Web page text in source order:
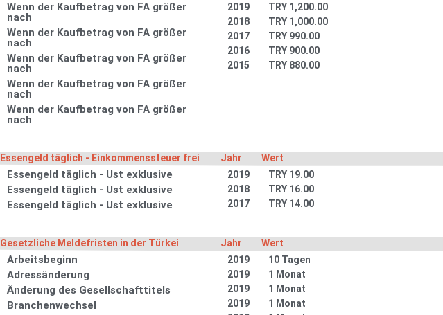
Wenn der Kaufbetrag von FA größer
nach
Wenn der Kaufbetrag von FA größer
nach
Wenn der Kaufbetrag von FA größer
nach
Wenn der Kaufbetrag von FA größer
nach
Wenn der Kaufbetrag von FA größer
nach
2019
2018
2017
2016
2015
TRY 1,200.00
TRY 1,000.00
TRY 990.00
TRY 900.00
TRY 880.00
Essengeld täglich - Einkommenssteuer frei Jahr Wert
Essengeld täglich - Ust exklusive
Essengeld täglich - Ust exklusive
Essengeld täglich - Ust exklusive
2019
2018
2017
TRY 19.00
TRY 16.00
TRY 14.00
Gesetzliche Meldefristen in der Türkei Jahr Wert
Arbeitsbeginn
Adressänderung
Änderung des Gesellschafttitels
Branchenwechsel
2019
2019
2019
2019
10 Tagen
1 Monat
1 Monat
1 Monat